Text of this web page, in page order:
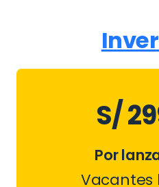
S/
Por
Vacantes